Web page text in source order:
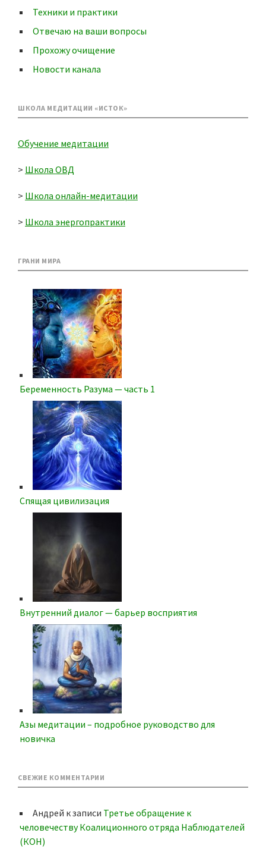
Техники и практики
Отвечаю на ваши вопросы
Прохожу очищение
Новости канала
ШКОЛА МЕДИТАЦИИ «ИСТОК»
Обучение медитации
> Школа ОВД
> Школа онлайн-медитации
> Школа энергопрактики
ГРАНИ МИРА
Беременность Разума — часть 1
Спящая цивилизация
Внутренний диалог — барьер восприятия
Азы медитации – подробное руководство для
новичка
СВЕЖИЕ КОММЕНТАРИИ
Андрей к записи Третье обращение к
человечеству Коалиционного отряда Наблюдателей
(КОН)